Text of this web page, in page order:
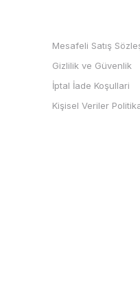
Mesafeli Satış
Gizlilik ve Güvenlik
İptal İade Koşullari
Kişisel Veriler